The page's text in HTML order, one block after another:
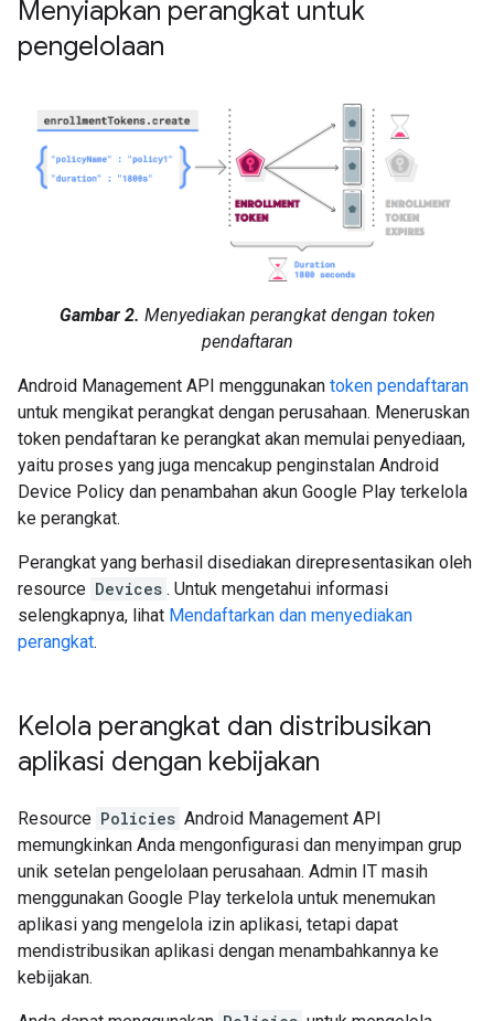
Menyiapkan perangkat untuk
pengelolaan
Gambar 2. Menyediakan perangkat dengan token
pendaftaran
Android Management API menggunakan token pendaftaran
untuk mengikat perangkat dengan perusahaan. Meneruskan
token pendaftaran ke perangkat akan memulai penyediaan,
yaitu proses yang juga mencakup penginstalan Android
Device Policy dan penambahan akun Google Play terkelola
ke perangkat.
Perangkat yang berhasil disediakan direpresentasikan oleh
resource Devices . Untuk mengetahui informasi
selengkapnya, lihat Mendaftarkan dan menyediakan
perangkat.
Kelola perangkat dan distribusikan
aplikasi dengan kebijakan
Resource Policies Android Management API
memungkinkan Anda mengonfigurasi dan menyimpan grup
unik setelan pengelolaan perusahaan. Admin IT masih
menggunakan Google Play terkelola untuk menemukan
aplikasi yang mengelola izin aplikasi, tetapi dapat
mendistribusikan aplikasi dengan menambahkannya ke
kebijakan.